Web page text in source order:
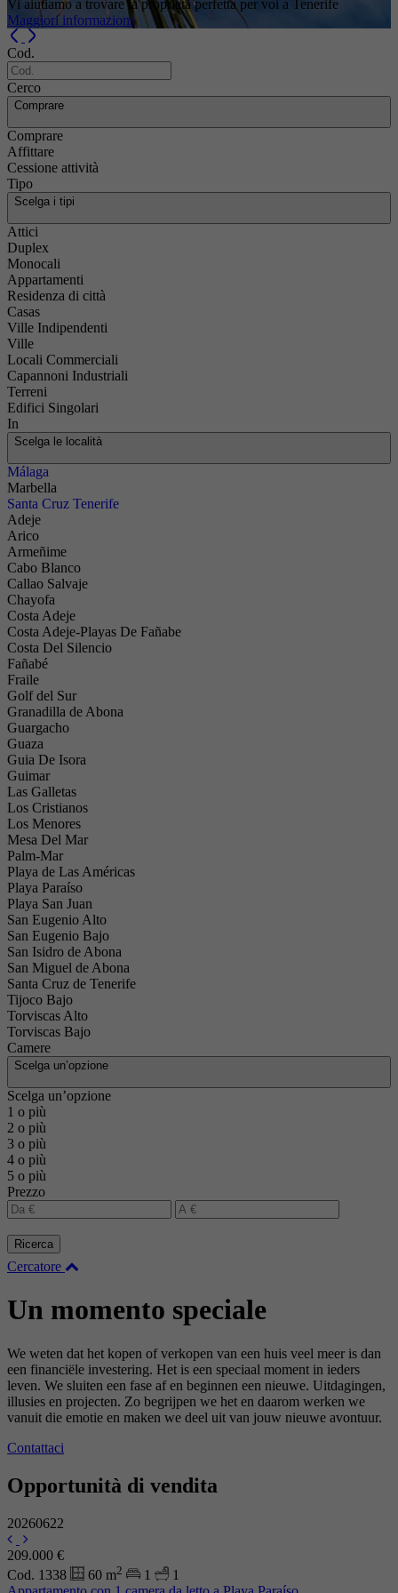
Vi aiutiamo a trovare la proprietà perfetta per voi a Tenerife
Maggiori informazioni
Previous
Cod.
Cerco
Comprare
Comprare
Affittare
Cessione attività
Tipo
Scelga i tipi
Attici
Duplex
Monocali
Appartamenti
Residenza di città
Casas
Ville Indipendenti
Ville
Locali Commerciali
Capannoni Industriali
Terreni
Edifici Singolari
In
Scelga le località
Málaga
Marbella
Santa Cruz Tenerife
Adeje
Arico
Armeñime
Cabo Blanco
Callao Salvaje
Chayofa
Costa Adeje
Costa Adeje-Playas De Fañabe
Costa Del Silencio
Fañabé
Fraile
Golf del Sur
Granadilla de Abona
Guargacho
Guaza
Guia De Isora
Guimar
Las Galletas
Los Cristianos
Los Menores
Mesa Del Mar
Palm-Mar
Playa de Las Américas
Playa Paraíso
Playa San Juan
San Eugenio Alto
San Eugenio Bajo
San Isidro de Abona
San Miguel de Abona
Santa Cruz de Tenerife
Tijoco Bajo
Torviscas Alto
Torviscas Bajo
Camere
Scelga un’opzione
Scelga un’opzione
1 o più
2 o più
3 o più
4 o più
5 o più
Prezzo
Ricerca
Cercatore
Un momento speciale
We weten dat het kopen of verkopen van een huis veel meer is dan
een financiële investering. Het is een speciaal moment in ieders
leven. We sluiten een fase af en beginnen een nieuwe. Uitdagingen,
illusies en projecten. Zo begrijpen we het en daarom werken we
vanuit die emotie en maken we deel uit van jouw nieuwe avontuur.
Contattaci
Opportunità di vendita
20260622
209.000 €
Cod. 1338
60 m2 1
1